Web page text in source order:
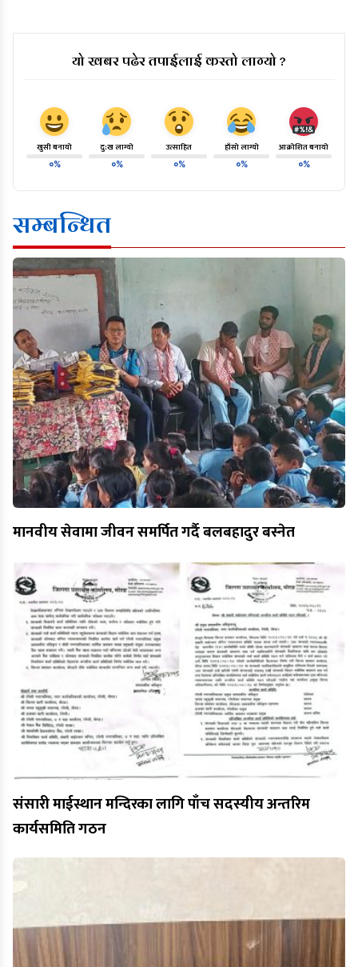
यो खबर पढेर तपाईलाई कस्तो लाग्यो ?
खुसी बनायो
०%
दु:ख लाग्यो
०%
उत्साहित
०%
हाँसो लाग्यो
०%
आक्रोशित बनायो
०%
सम्बन्धित
मानवीय सेवामा जीवन समर्पित गर्दै बलबहादुर बस्नेत
संसारी माईस्थान मन्दिरका लागि पाँच सदस्यीय अन्तरिम
कार्यसमिति गठन